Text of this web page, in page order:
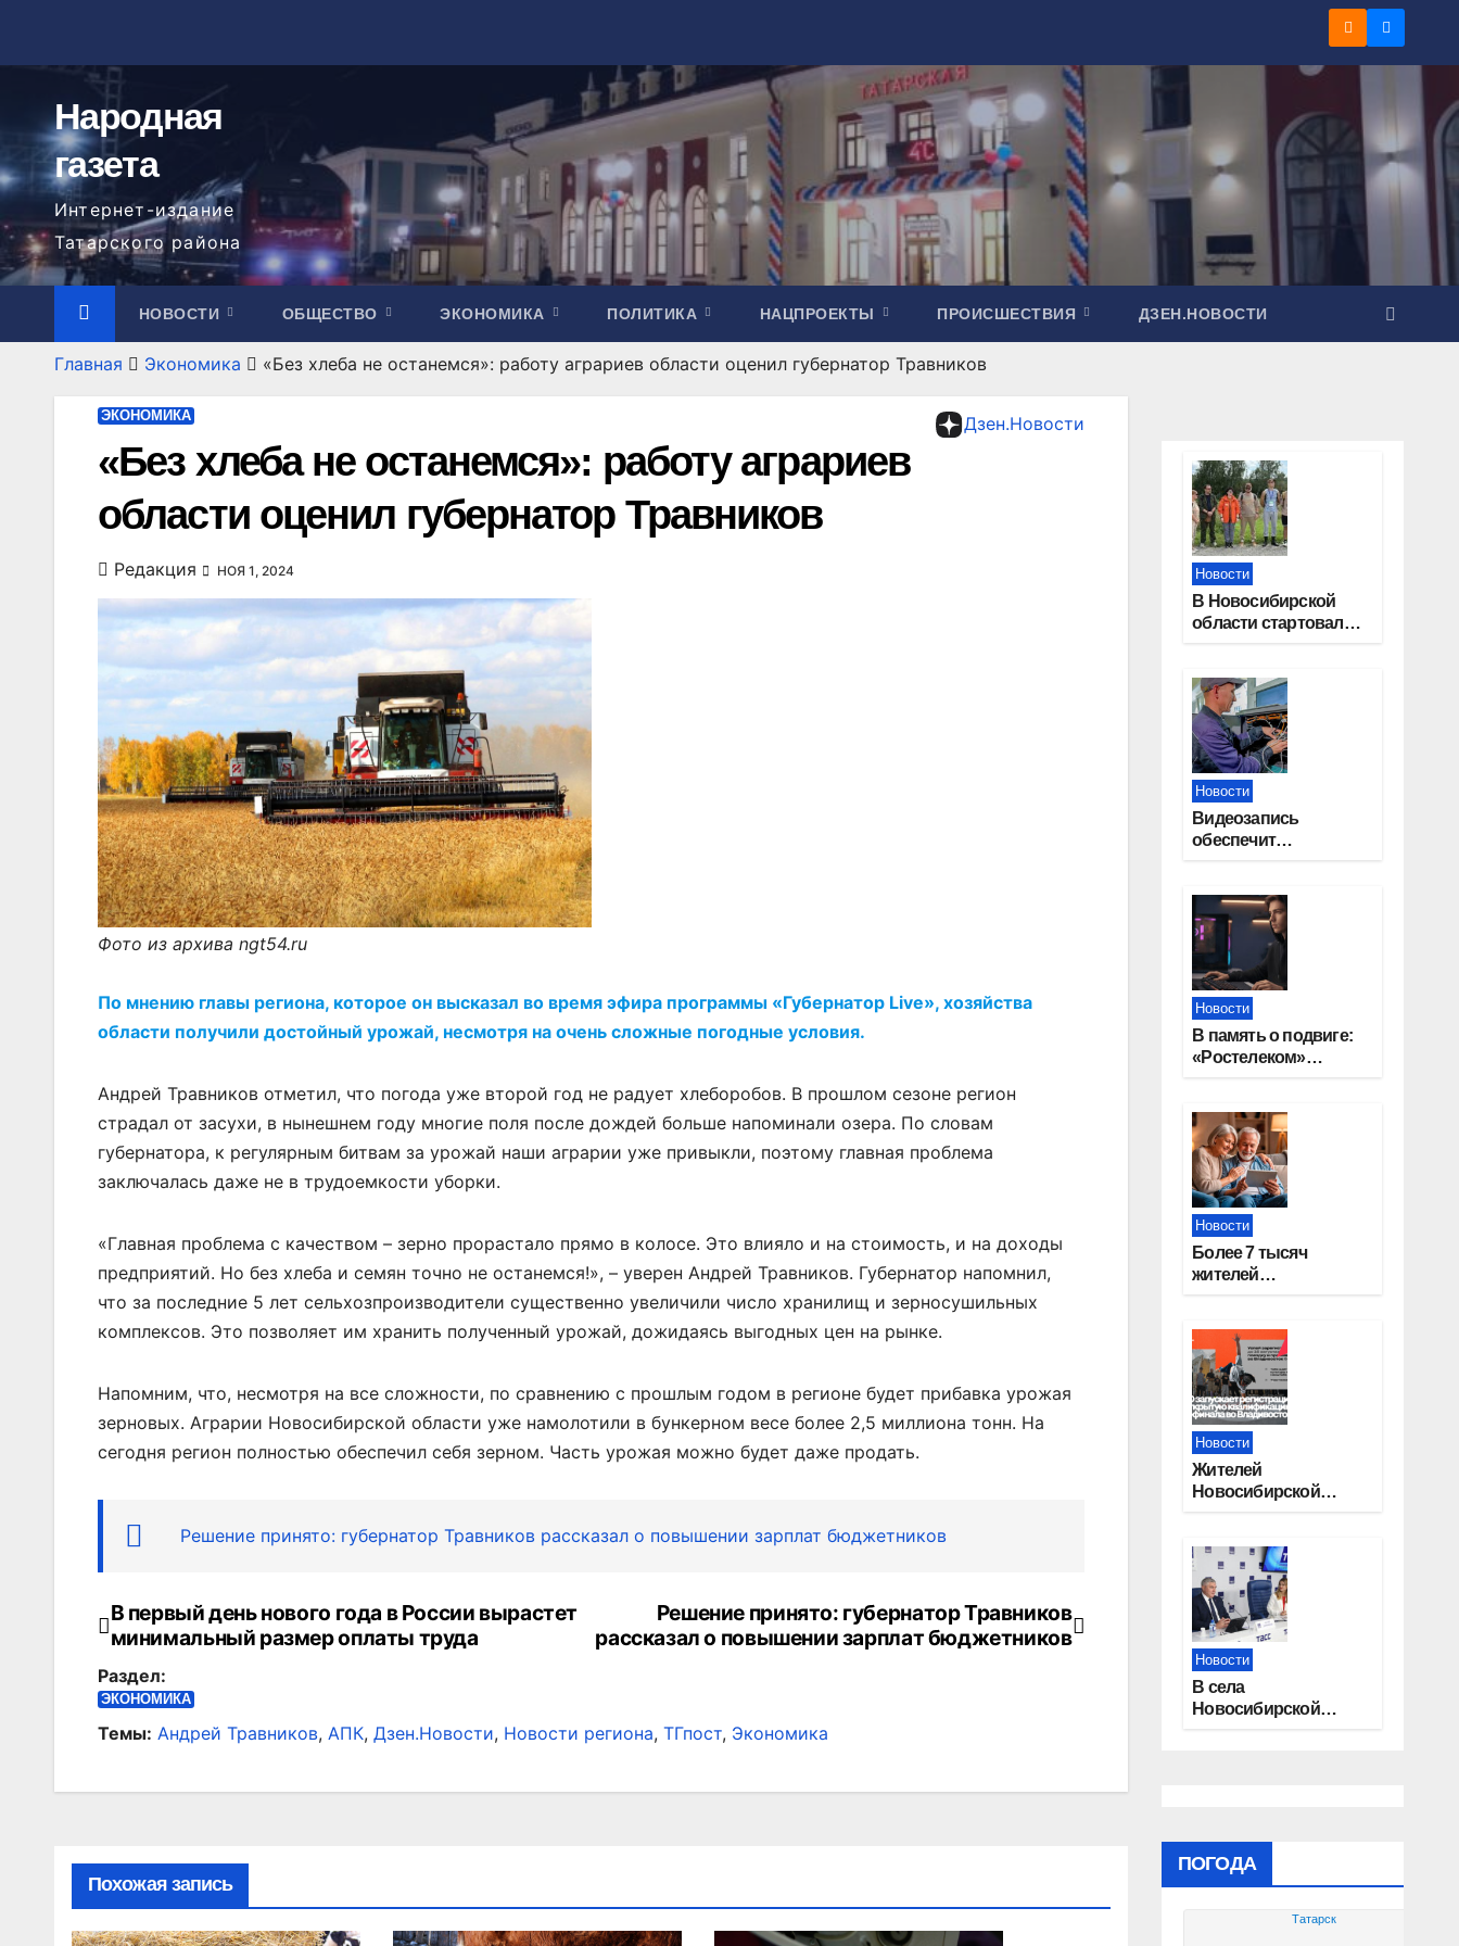
содержимому
Народная
газета
Интернет-издание
Татарского района
НОВОСТИ ОБЩЕСТВО ЭКОНОМИКА ПОЛИТИКА НАЦПРОЕКТЫ ПРОИСШЕСТВИЯ ДЗЕН.НОВОСТИ
Главная Экономика «Без хлеба не останемся»: работу аграриев области оценил губернатор Травников
Дзен.Новости
ЭКОНОМИКА
«Без хлеба не останемся»: работу аграриев
области оценил губернатор Травников
Редакция НОЯ 1, 2024
Фото из архива ngt54.ru
По мнению главы региона, которое он высказал во время эфира программы «Губернатор Live», хозяйства
области получили достойный урожай, несмотря на очень сложные погодные условия.
Андрей Травников отметил, что погода уже второй год не радует хлеборобов. В прошлом сезоне регион
страдал от засухи, в нынешнем году многие поля после дождей больше напоминали озера. По словам
губернатора, к регулярным битвам за урожай наши аграрии уже привыкли, поэтому главная проблема
заключалась даже не в трудоемкости уборки.
«Главная проблема с качеством – зерно прорастало прямо в колосе. Это влияло и на стоимость, и на доходы
предприятий. Но без хлеба и семян точно не останемся!», – уверен Андрей Травников. Губернатор напомнил,
что за последние 5 лет сельхозпроизводители существенно увеличили число хранилищ и зерносушильных
комплексов. Это позволяет им хранить полученный урожай, дожидаясь выгодных цен на рынке.
Напомним, что, несмотря на все сложности, по сравнению с прошлым годом в регионе будет прибавка урожая
зерновых. Аграрии Новосибирской области уже намолотили в бункерном весе более 2,5 миллиона тонн. На
сегодня регион полностью обеспечил себя зерном. Часть урожая можно будет даже продать.
Решение принято: губернатор Травников рассказал о повышении зарплат бюджетников
Навигация
по
записям
Решение принято: губернатор Травников
рассказал о повышении зарплат бюджетников
В первый день нового года в России вырастет
минимальный размер оплаты труда
Раздел:
ЭКОНОМИКА
Темы: Андрей Травников, АПК, Дзен.Новости, Новости региона, ТГпост, Экономика
Похожая запись
Новости
В Новосибирской
области стартовал
Новости
Видеозапись
обеспечит
Новосибирской
области
Новости
В память о подвиге:
«Ростелеком»
за Москву»
Новости
Более 7 тысяч
жителей
увеличение пенсии
после 80 лет
Новости
Жителей
Новосибирской
квалификацию
премии «КАРДО»
Новости
В села
Новосибирской
ПОГОДА
Татарск